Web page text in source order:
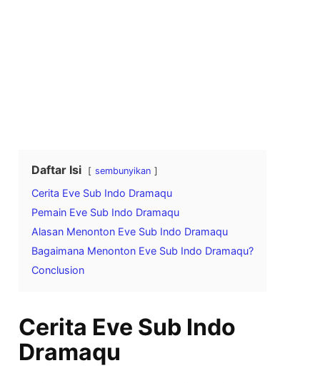
Daftar Isi sembunyikan
Cerita Eve Sub Indo Dramaqu
Pemain Eve Sub Indo Dramaqu
Alasan Menonton Eve Sub Indo Dramaqu
Bagaimana Menonton Eve Sub Indo Dramaqu?
Conclusion
Cerita Eve Sub Indo
Dramaqu